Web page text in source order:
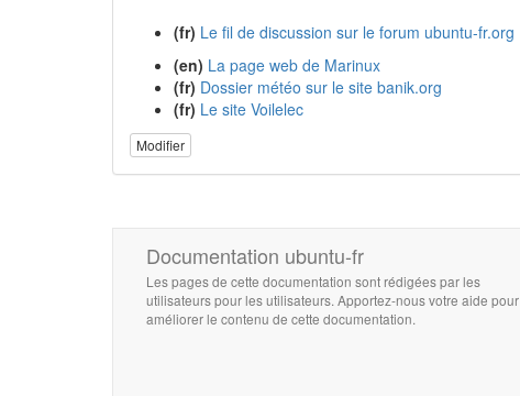
(fr) Le fil de discussion sur le forum ubuntu-fr.org
(en) La page web de Marinux
(fr) Dossier météo sur le site banik.org
(fr) Le site Voilelec
Modifier
Documentation ubuntu-fr
Les pages de cette documentation sont rédigées par les
utilisateurs pour les utilisateurs. Apportez-nous votre aide pour
améliorer le contenu de cette documentation.